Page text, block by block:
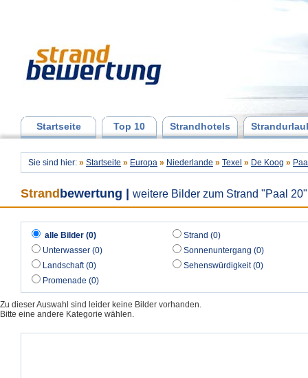
Startseite Top 10 Strandhotels
Sie sind hier: » Startseite » Europa » Niederlande » Texel » De Koog »
Strand bewertung weitere Bilder zum Strand "Paal 20"
alle Bilder (0)
Strand (0)
Unterwasser (0)
Sonnenuntergang (0)
Landschaft (0)
Sehenswürdigkeit (0)
Promenade (0)
Zu dieser Auswahl sind leider keine Bilder vorhanden.
Bitte eine andere Kategorie wählen.